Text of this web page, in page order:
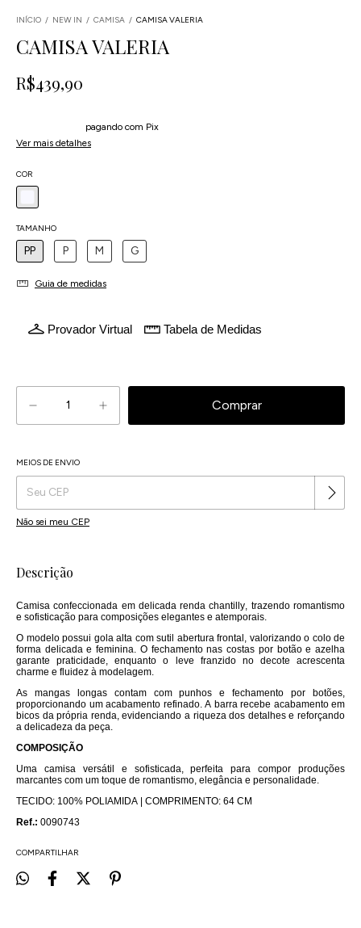
INÍCIO / NEW IN / CAMISA / CAMISA VALERIA
CAMISA VALERIA
R$439,90
pagando com Pix
Ver mais detalhes
COR
TAMANHO
PP P M G
Guia de medidas
Provador Virtual Tabela de Medidas
Entregas para o CEP:
MEIOS DE ENVIO
Não sei meu CEP
Descrição
Camisa confeccionada em delicada renda chantilly, trazendo romantismo
e sofisticação para composições elegantes e atemporais.
O modelo possui gola alta com sutil abertura frontal, valorizando o colo de
forma delicada e feminina. O fechamento nas costas por botão e azelha
garante praticidade, enquanto o leve franzido no decote acrescenta
charme e fluidez à modelagem.
As mangas longas contam com punhos e fechamento por botões,
proporcionando um acabamento refinado. A barra recebe acabamento em
bicos da própria renda, evidenciando a riqueza dos detalhes e reforçando
a delicadeza da peça.
COMPOSIÇÃO
Uma camisa versátil e sofisticada, perfeita para compor produções
marcantes com um toque de romantismo, elegância e personalidade.
TECIDO: 100% POLIAMIDA | COMPRIMENTO: 64 CM
Ref.: 0090743
COMPARTILHAR